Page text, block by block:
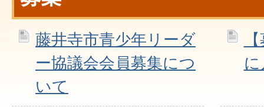
藤井寺市青少年リーダ
ー協議会会員募集につ
いて